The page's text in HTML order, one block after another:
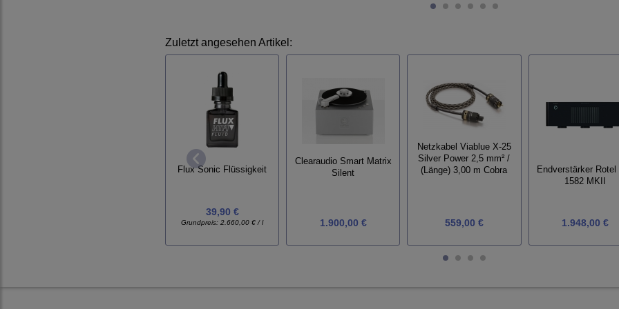
Zuletzt angesehen Artikel:
Flux Sonic Flüssigkeit
39,90 €
Grundpreis:2.660,00 € / l
Clearaudio Smart Matrix
Silent
1.900,00 €
Netzkabel Viablue X-25
Silver Power 2,5 mm² /
(Länge) 3,00 m Cobra
559,00 €
Endverstärker Rotel
1582 MKII
1.948,00 €